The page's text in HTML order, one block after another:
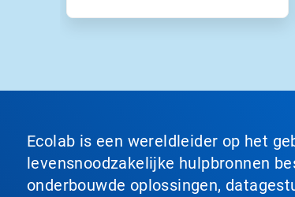
Ecolab is een wereldleider op het
levensnoodzakelijke hulpbronnen
onderbouwde oplossingen,